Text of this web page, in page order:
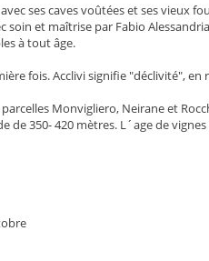
ses caves voûtées et ses vieux
soin et maîtrise par Fabio
à tout âge.
fois. Acclivi signifie "déclivité", en
Monvigliero, Neirane et
350- 420 mètres. L´age de vignes